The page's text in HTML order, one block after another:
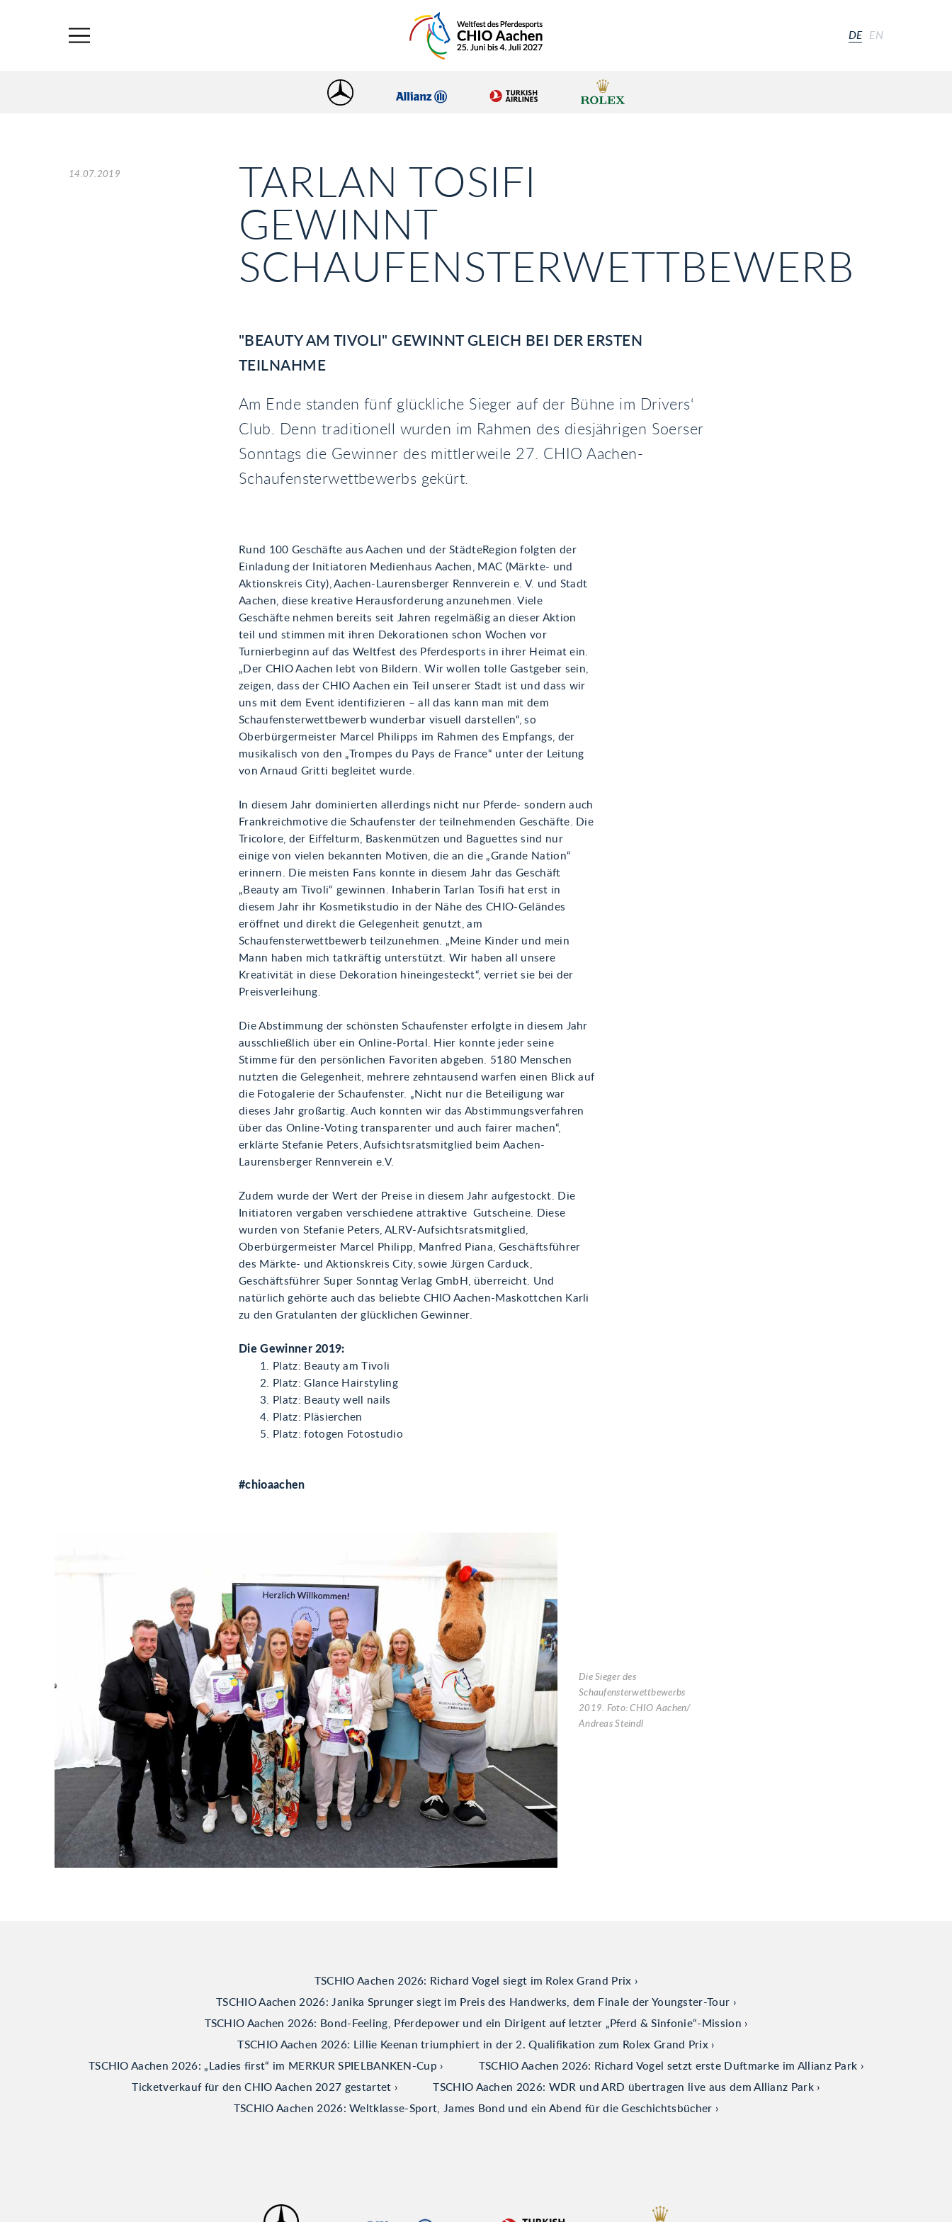
DE EN
14.07.2019
TARLAN TOSIFI
GEWINNT
SCHAUFENSTERWETTBEWERB
"BEAUTY AM TIVOLI" GEWINNT GLEICH BEI DER ERSTEN
TEILNAHME
Am Ende standen fünf glückliche Sieger auf der Bühne im Drivers‘
Club. Denn traditionell wurden im Rahmen des diesjährigen Soerser
Sonntags die Gewinner des mittlerweile 27. CHIO Aachen-
Schaufensterwettbewerbs gekürt.
Rund 100 Geschäfte aus Aachen und der StädteRegion folgten der
Einladung der Initiatoren Medienhaus Aachen, MAC (Märkte- und
Aktionskreis City), Aachen-Laurensberger Rennverein e. V. und Stadt
Aachen, diese kreative Herausforderung anzunehmen. Viele
Geschäfte nehmen bereits seit Jahren regelmäßig an dieser Aktion
teil und stimmen mit ihren Dekorationen schon Wochen vor
Turnierbeginn auf das Weltfest des Pferdesports in ihrer Heimat ein.
„Der CHIO Aachen lebt von Bildern. Wir wollen tolle Gastgeber sein,
zeigen, dass der CHIO Aachen ein Teil unserer Stadt ist und dass wir
uns mit dem Event identifizieren – all das kann man mit dem
Schaufensterwettbewerb wunderbar visuell darstellen“, so
Oberbürgermeister Marcel Philipps im Rahmen des Empfangs, der
musikalisch von den „Trompes du Pays de France“ unter der Leitung
von Arnaud Gritti begleitet wurde.
In diesem Jahr dominierten allerdings nicht nur Pferde- sondern auch
Frankreichmotive die Schaufenster der teilnehmenden Geschäfte. Die
Tricolore, der Eiffelturm, Baskenmützen und Baguettes sind nur
einige von vielen bekannten Motiven, die an die „Grande Nation“
erinnern. Die meisten Fans konnte in diesem Jahr das Geschäft
„Beauty am Tivoli“ gewinnen. Inhaberin Tarlan Tosifi hat erst in
diesem Jahr ihr Kosmetikstudio in der Nähe des CHIO-Geländes
eröffnet und direkt die Gelegenheit genutzt, am
Schaufensterwettbewerb teilzunehmen. „Meine Kinder und mein
Mann haben mich tatkräftig unterstützt. Wir haben all unsere
Kreativität in diese Dekoration hineingesteckt“, verriet sie bei der
Preisverleihung.
Die Abstimmung der schönsten Schaufenster erfolgte in diesem Jahr
ausschließlich über ein Online-Portal. Hier konnte jeder seine
Stimme für den persönlichen Favoriten abgeben. 5180 Menschen
nutzten die Gelegenheit, mehrere zehntausend warfen einen Blick auf
die Fotogalerie der Schaufenster. „Nicht nur die Beteiligung war
dieses Jahr großartig. Auch konnten wir das Abstimmungsverfahren
über das Online-Voting transparenter und auch fairer machen“,
erklärte Stefanie Peters, Aufsichtsratsmitglied beim Aachen-
Laurensberger Rennverein e.V.
Zudem wurde der Wert der Preise in diesem Jahr aufgestockt. Die
Initiatoren vergaben verschiedene attraktive Gutscheine. Diese
wurden von Stefanie Peters, ALRV-Aufsichtsratsmitglied,
Oberbürgermeister Marcel Philipp, Manfred Piana, Geschäftsführer
des Märkte- und Aktionskreis City, sowie Jürgen Carduck,
Geschäftsführer Super Sonntag Verlag GmbH, überreicht. Und
natürlich gehörte auch das beliebte CHIO Aachen-Maskottchen Karli
zu den Gratulanten der glücklichen Gewinner.
Die Gewinner 2019:
Platz: Beauty am Tivoli
Platz: Glance Hairstyling
Platz: Beauty well nails
Platz: Pläsierchen
Platz: fotogen Fotostudio
#chioaachen
Die Sieger des
Schaufensterwettbewerbs
2019. Foto: CHIO Aachen/
Andreas Steindl
TSCHIO Aachen 2026: Richard Vogel siegt im Rolex Grand Prix
TSCHIO Aachen 2026: Janika Sprunger siegt im Preis des Handwerks, dem Finale der Youngster-Tour
TSCHIO Aachen 2026: Bond-Feeling, Pferdepower und ein Dirigent auf letzter „Pferd & Sinfonie“-Mission
TSCHIO Aachen 2026: Lillie Keenan triumphiert in der 2. Qualifikation zum Rolex Grand Prix
TSCHIO Aachen 2026: „Ladies first“ im MERKUR SPIELBANKEN-Cup
TSCHIO Aachen 2026: Richard Vogel setzt erste Duftmarke im Allianz Park
Ticketverkauf für den CHIO Aachen 2027 gestartet
TSCHIO Aachen 2026: WDR und ARD übertragen live aus dem Allianz Park
TSCHIO Aachen 2026: Weltklasse-Sport, James Bond und ein Abend für die Geschichtsbücher